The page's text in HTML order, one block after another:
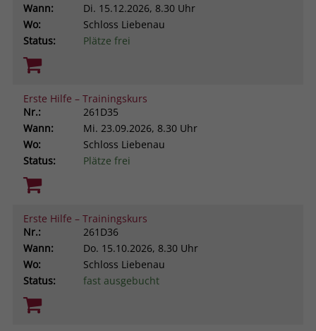
Wann:
Di. 15.12.2026, 8.30 Uhr
Wo:
Schloss Liebenau
Status:
Plätze frei
Erste Hilfe – Trainingskurs
Nr.:
261D35
Wann:
Mi. 23.09.2026, 8.30 Uhr
Wo:
Schloss Liebenau
Status:
Plätze frei
Erste Hilfe – Trainingskurs
Nr.:
261D36
Wann:
Do. 15.10.2026, 8.30 Uhr
Wo:
Schloss Liebenau
Status:
fast ausgebucht